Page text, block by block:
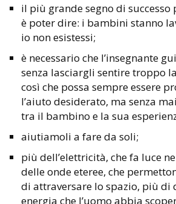
il più grande segno di successo
è poter dire: i bambini stanno
io non esistessi;
è necessario che l’insegnante
senza lasciargli sentire troppo
così che possa sempre essere
l’aiuto desiderato, ma senza
tra il bambino e la sua
aiutiamoli a fare da soli;
più dell’elettricità, che fa luce
delle onde eteree, che
di attraversare lo spazio, più di
energia che l’uomo abbia